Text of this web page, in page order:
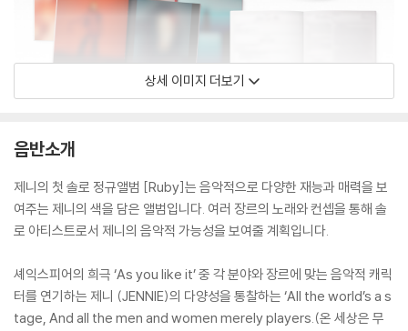
상세 이미지 더보기
음반소개
제니의 첫 솔로 정규앨범 [Ruby]는 음악적으로 다양한 재능과 매력을 보
여주는 제니의 색을 담은 앨범입니다. 여러 장르의 노래와 컨셉을 통해 솔
로 아티스트로서 제니의 음악적 가능성을 보여줄 계획입니다.
셰익스피어의 희극 ‘As you like it’ 중 각 분야와 장르에 맞는 음악적 캐릭
터를 연기하는 제니 (JENNIE)의 다양성을 통찰하는 ‘All the world’s a s
tage, And all the men and women merely players.(온 세상은 무